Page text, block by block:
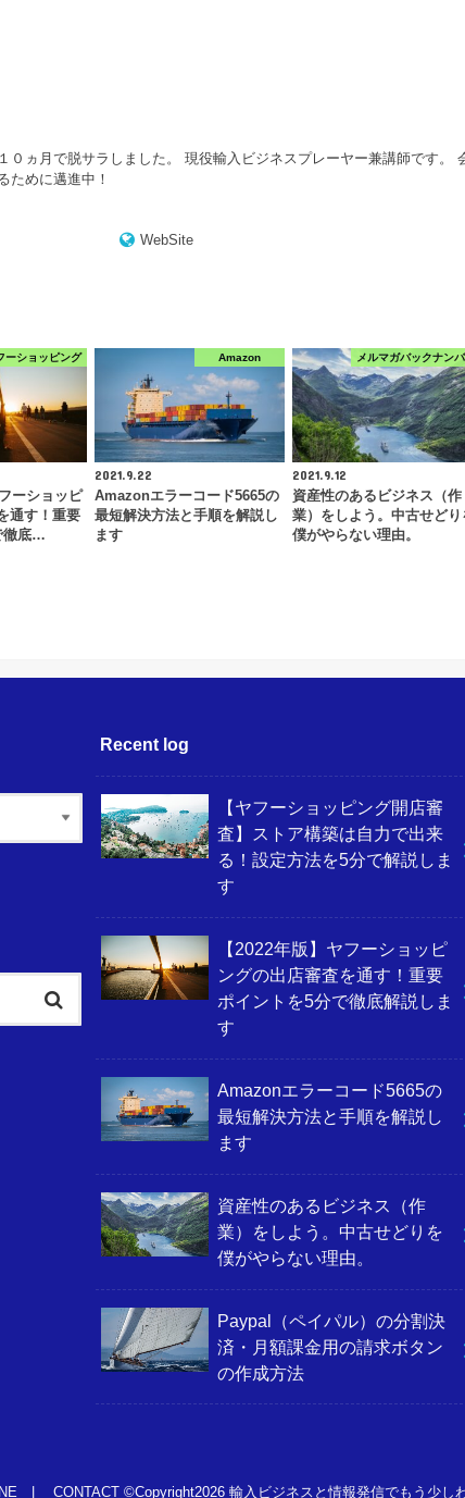
０ヵ月で脱サラしました。 現役輸入ビジネスプレーヤー兼講師です。
ために邁進中！
WebSite
ーショッピング
ーショッピ
通す！重要
徹底…
Amazon
2021.9.22
Amazonエラーコード5665の
最短解決方法と手順を解説し
ます
メルマガバックナン
2021.9.12
資産性のあるビジネス（作
業）をしよう。中古せどり
僕がやらない理由。
Recent log
【ヤフーショッピング開店審
査】ストア構築は自力で出来
る！設定方法を5分で解説しま
す
【2022年版】ヤフーショッピ
ングの出店審査を通す！重要
ポイントを5分で徹底解説しま
す
Amazonエラーコード5665の
最短解決方法と手順を解説し
ます
資産性のあるビジネス（作
業）をしよう。中古せどりを
僕がやらない理由。
Paypal（ペイパル）の分割決
済・月額課金用の請求ボタン
の作成方法
CONTACT ©Copyright2026 輸入ビジネスと情報発信でもう少し